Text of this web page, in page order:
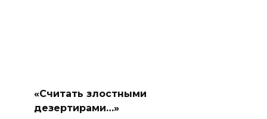
«Считать злостными
дезертирами…»